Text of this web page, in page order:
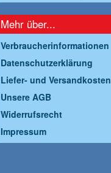
Mehr über...
Verbraucherinformationen
Datenschutzerklärung
Liefer- und Versandkosten
Unsere AGB
Widerrufsrecht
Impressum